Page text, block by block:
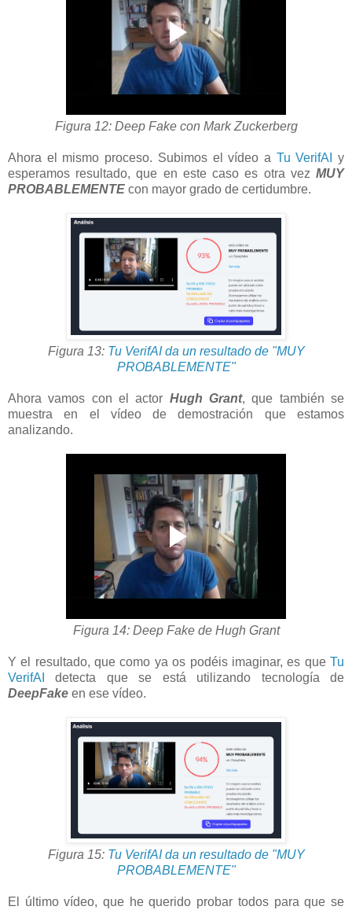
Figura 12: Deep Fake con Mark Zuckerberg
Ahora el mismo proceso. Subimos el vídeo a Tu VerifAI
y
esperamos resultado, que en este caso es otra vez MUY
PROBABLEMENTE con mayor grado de certidumbre.
Figura 13: Tu VerifAI da un resultado de "MUY
PROBABLEMENTE"
Ahora vamos con el actor Hugh Grant, que también se
muestra en el vídeo de demostración que estamos
analizando.
Figura 14: Deep Fake de Hugh Grant
Y el resultado, que como ya os podéis imaginar, es que Tu
VerifAI
detecta que se está utilizando tecnología de
DeepFake en ese vídeo.
Figura 15: Tu VerifAI da un resultado de "MUY
PROBABLEMENTE"
El último vídeo, que he querido probar todos para que se